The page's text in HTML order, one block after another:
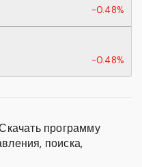
-0.48%
-0.48%
программу
поиска,